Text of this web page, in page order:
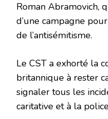
Roman Abramovich,
d’une campagne
de l’antisémitisme.
Le CST a exhorté la
britannique à rester
signaler tous les
caritative et à la